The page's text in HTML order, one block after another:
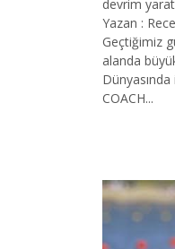
devrim
Yazan :
Geçtiğimiz
alanda
COACH...